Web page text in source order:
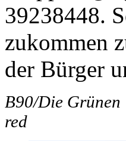
39238448.
zukommen
der Bürger
B90/Die Grünen
red